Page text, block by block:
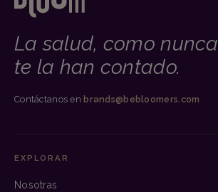
La salud, como nunca
te la han contado.
Contáctanos enbrands@bebloomers.com
EXPLORAR
Nosotras